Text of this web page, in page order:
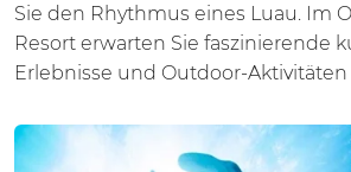
Sie den Rhythmus eines Luau. Im
Resort erwarten Sie faszinierende
Erlebnisse und Outdoor-Aktivitäten